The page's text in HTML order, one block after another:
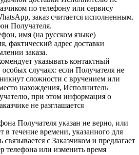
по телефону или сервису
заказ считается исполненным.
Получателя.
имя (на русском языке)
фактический адрес доставки
заказа.
указывать контактный
случаях: если Получателя не
сложности с вручением или
нахождения, Исполнитель
при этом информация о
не разглашается
Получателя указан не верно, или
в течение времени, указанного для
с Заказчиком и предлагает
телефона или изменить время